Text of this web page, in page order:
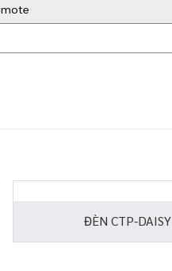
ĐÈN CTP-DAISY